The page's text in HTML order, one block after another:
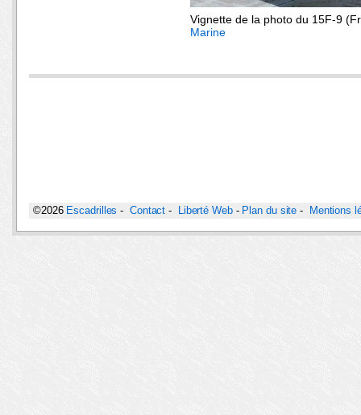
Vignette de la photo du 15F-9
Marine
©2026 Escadrilles - Contact - Liberté Web- Plan du site - Mentions